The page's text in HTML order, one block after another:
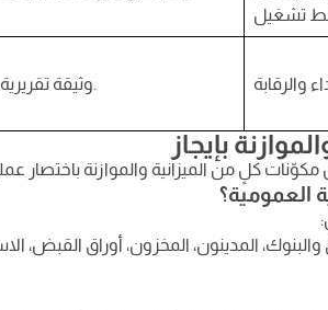
وثيقة تقريرية داخلية وخارجية.
بإيجاز
كلٍ من الميزانية والموازنة باختصار
العمومية؟
المدينون، المخزون، أوراق القبض،